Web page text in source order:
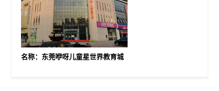
名称：东莞咿呀儿童星世界教育城